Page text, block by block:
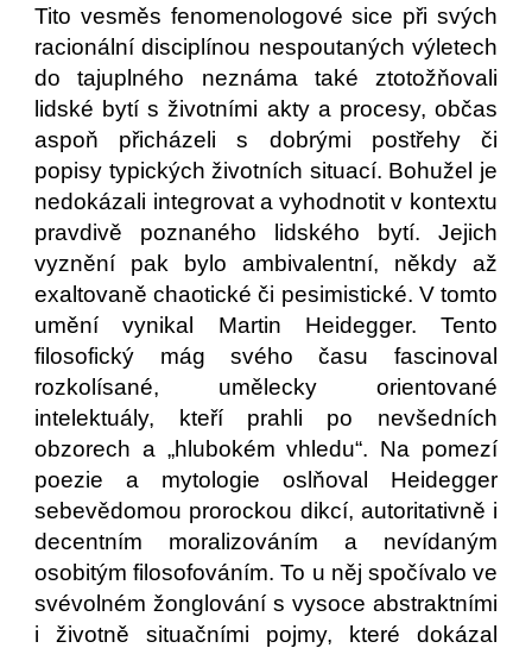
Tito vesměs fenomenologové sice při svých
racionální disciplínou nespoutaných výletech
do tajuplného neznáma také ztotožňovali
lidské bytí s životními akty a procesy, občas
aspoň přicházeli s dobrými postřehy či
popisy typických životních situací. Bohužel je
nedokázali integrovat a vyhodnotit v kontextu
pravdivě poznaného lidského bytí. Jejich
vyznění pak bylo ambivalentní, někdy až
exaltovaně chaotické či pesimistické. V tomto
umění vynikal Martin Heidegger. Tento
filosofický mág svého času fascinoval
rozkolísané, umělecky orientované
intelektuály, kteří prahli po nevšedních
obzorech a „hlubokém vhledu“. Na pomezí
poezie a mytologie oslňoval Heidegger
sebevědomou prorockou dikcí, autoritativně i
decentním moralizováním a nevídaným
osobitým filosofováním. To u něj spočívalo ve
svévolném žonglování s vysoce abstraktními
i životně situačními pojmy, které dokázal